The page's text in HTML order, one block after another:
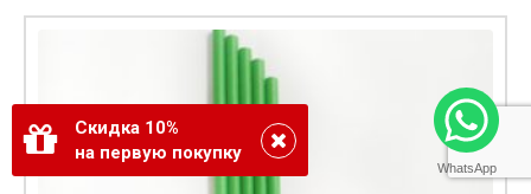
Скидка 10%
на первую покупку
WhatsApp